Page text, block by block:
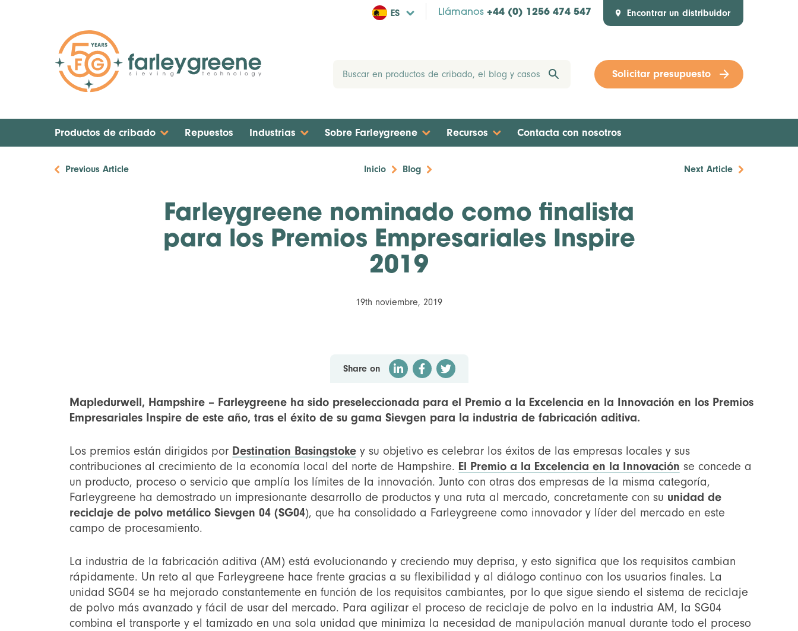
ES Llámanos +44 (0) 1256 474 547 Encontrar un distribuidor
Solicitar presupuesto
Productos de cribado Repuestos Industrias Sobre Farleygreene Recursos Contacta con nosotros
Previous Article Inicio Blog Next Article
Farleygreene nominado como finalista
para los Premios Empresariales Inspire
2019
19th noviembre, 2019
Share on
Mapledurwell, Hampshire – Farleygreene ha sido preseleccionada para el Premio a la Excelencia en la Innovación en los Premios
Empresariales Inspire de este año, tras el éxito de su gama Sievgen para la industria de fabricación aditiva.
Los premios están dirigidos por Destination Basingstoke y su objetivo es celebrar los éxitos de las empresas locales y sus
contribuciones al crecimiento de la economía local del norte de Hampshire. El Premio a la Excelencia en la Innovación se concede a
un producto, proceso o servicio que amplía los límites de la innovación. Junto con otras dos empresas de la misma categoría,
Farleygreene ha demostrado un impresionante desarrollo de productos y una ruta al mercado, concretamente con su unidad de
reciclaje de polvo metálico Sievgen 04 (SG04), que ha consolidado a Farleygreene como innovador y líder del mercado en este
campo de procesamiento.
La industria de la fabricación aditiva (AM) está evolucionando y creciendo muy deprisa, y esto significa que los requisitos cambian
rápidamente. Un reto al que Farleygreene hace frente gracias a su flexibilidad y al diálogo continuo con los usuarios finales. La
unidad SG04 se ha mejorado constantemente en función de los requisitos cambiantes, por lo que sigue siendo el sistema de reciclaje
de polvo más avanzado y fácil de usar del mercado. Para agilizar el proceso de reciclaje de polvo en la industria AM, la SG04
combina el transporte y el tamizado en una sola unidad que minimiza la necesidad de manipulación manual durante todo el proceso